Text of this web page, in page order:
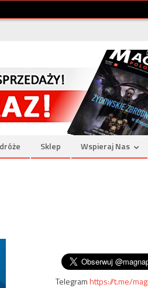
Sklep Wspieraj Nas
Telegramhttps://t.me/